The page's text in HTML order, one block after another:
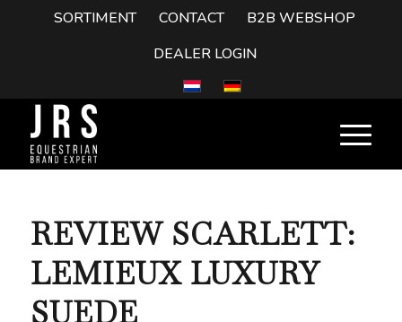
SORTIMENT CONTACT
B2B WEBSHOP
DEALER LOGIN
REVIEW SCARLETT:
LEMIEUX LUXURY
SUEDE